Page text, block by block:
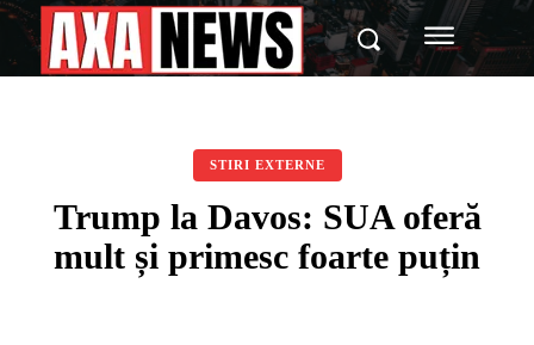
STIRI EXTERNE
Trump la Davos: SUA oferă
mult și primesc foarte puțin